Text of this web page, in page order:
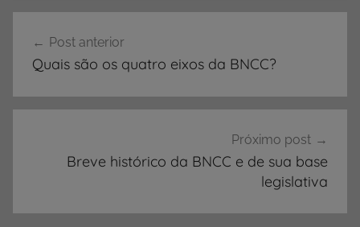
N
de
Post anterior
Quais são os quatro eixos da BNCC?
Próximo post
Breve histórico da BNCC e de sua base
legislativa